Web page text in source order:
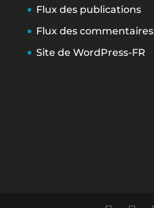
Flux des publications
Flux des commentaires
Site de WordPress-FR